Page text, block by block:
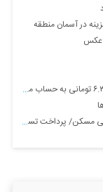
در آسمان منطقه